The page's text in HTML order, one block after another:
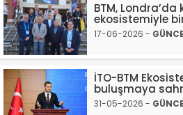
BTM,
ekosistemiyle
17-06-2026 -
İTO-BTM
buluşmaya
31-05-2026 -